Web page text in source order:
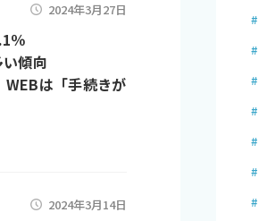
2024年3月27日
％
傾向
は「手続きが
2024年3月14日
#
#
#
#
#
#
#